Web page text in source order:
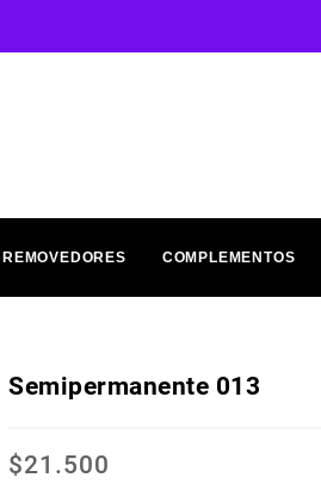
REMOVEDORES COMPLEMENTOS
Semipermanente 013
$21.500